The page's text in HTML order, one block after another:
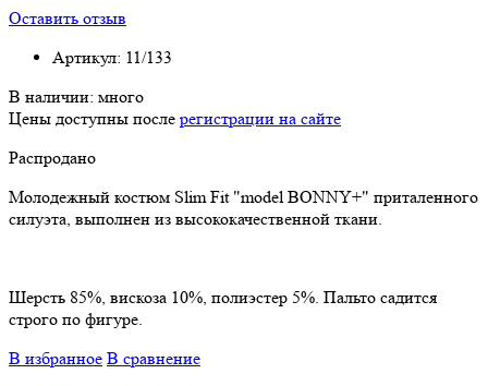
Оставить отзыв
Артикул: 11/133
В наличии: много
Цены доступны после регистрации на сайте
Распродано
Молодежный костюм Slim Fit "model BONNY+" приталенного
силуэта, выполнен из высококачественной ткани.
Шерсть 85%, вискоза 10%, полиэстер 5%. Пальто садится
строго по фигуре.
В избранное В сравнение